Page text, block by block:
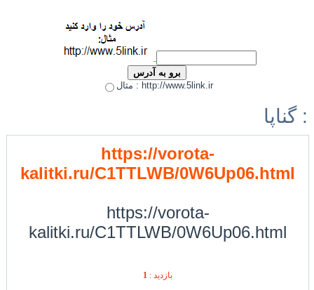
مثال : http://www.5link.ir
گناپا :
https://vorota-
kalitki.ru/C1TTLWB/0W6Up06.html
https://vorota-
kalitki.ru/C1TTLWB/0W6Up06.html
بازديد : 1